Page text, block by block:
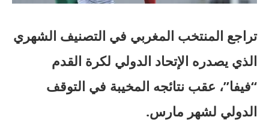
تراجع المنتخب المغربي في التصنيف الشهري
الذي يصدره الإتحاد الدولي لكرة القدم
“فيفا”، عقب نتائجه المخيبة في التوقف
الدولي لشهر مارس.